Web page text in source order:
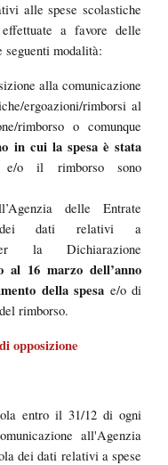
alle spese scolastiche
a favore delle
seguenti modalità:
alla comunicazione
ergoazioni/rimborsi al
rimborso o comunque
in cui la spesa è stata
e/o il rimborso sono
delle Entrate
dei dati relativi a
per la Dichiarazione
al 16 marzo dell’anno
della spesa e/o di
rimborso.
opposizione
entro il 31/12 di ogni
all'Agenzia
dei dati relativi a spese